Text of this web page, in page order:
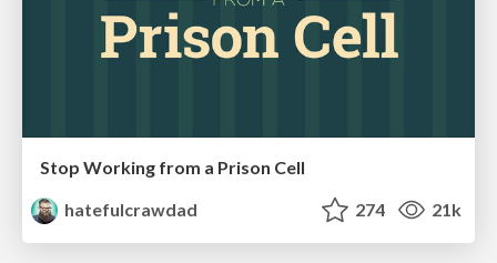
Stop Working from a Prison Cell
hatefulcrawdad
274 21k